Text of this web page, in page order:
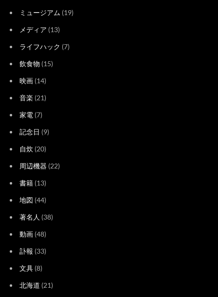
ミュージアム (19)
メディア (13)
ライフハック (7)
飲食物 (15)
映画 (14)
音楽 (21)
家電 (7)
記念日 (9)
自炊 (20)
周辺機器 (22)
書籍 (13)
地図 (44)
著名人 (38)
動画 (48)
訃報 (33)
文具 (8)
北海道 (21)